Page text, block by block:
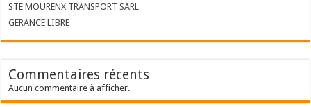
STE MOURENX TRANSPORT SARL
GERANCE LIBRE
Commentaires récents
Aucun commentaire à afficher.